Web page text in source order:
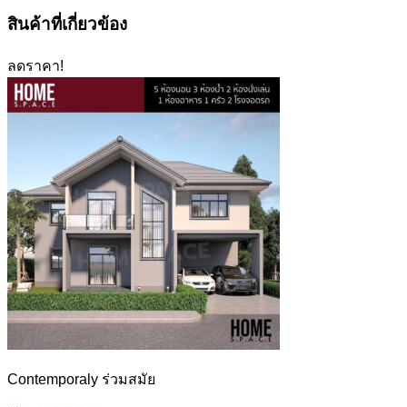
สินค้าที่เกี่ยวข้อง
ลดราคา!
Contemporaly ร่วมสมัย